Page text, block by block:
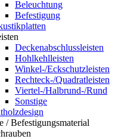
Beleuchtung
Befestigung
Deckenabschlussleisten
Hohlkehlleisten
Winkel-/Eckschutzleisten
Rechteck-/Quadratleisten
Viertel-/Halbrund-/Rund
Sonstige
/ Befestigungsmaterial